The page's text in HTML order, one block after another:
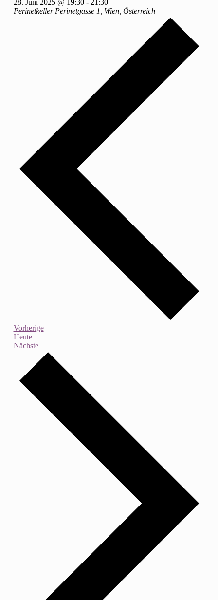
28. Juni 2025 @ 19:30- 21:30
Perinetkeller Perinetgasse 1, Wien, Österreich
VorherigeVeranstaltungen
Heute
NächsteVeranstaltungen